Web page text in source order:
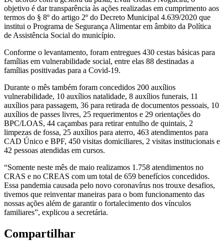
objetivo é dar transparência às ações realizadas em cumprimento aos
termos do § 8º do artigo 2º do Decreto Municipal 4.639/2020 que
institui o Programa de Segurança Alimentar em âmbito da Política
de Assistência Social do município.
Conforme o levantamento, foram entregues 430 cestas básicas para
famílias em vulnerabilidade social, entre elas 88 destinadas a
famílias positivadas para a Covid-19.
Durante o mês também foram concedidos 200 auxílios
vulnerabilidade, 10 auxílios natalidade, 8 auxílios funerais, 11
auxílios para passagem, 36 para retirada de documentos pessoais, 10
auxílios de passes livres, 25 requerimentos e 29 orientações do
BPC/LOAS, 44 caçambas para retirar entulho de quintais, 2
limpezas de fossa, 25 auxílios para aterro, 463 atendimentos para
CAD Único e BPF, 450 visitas domiciliares, 2 visitas institucionais e
42 pessoas atendidas em cursos.
“Somente neste mês de maio realizamos 1.758 atendimentos no
CRAS e no CREAS com um total de 659 benefícios concedidos.
Essa pandemia causada pelo novo coronavírus nos trouxe desafios,
tivemos que reinventar maneiras para o bom funcionamento das
nossas ações além de garantir o fortalecimento dos vínculos
familiares”, explicou a secretária.
Compartilhar